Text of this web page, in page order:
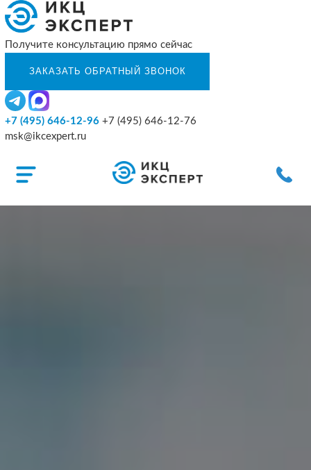
Получите консультацию прямо сейчас
+7 (495) 646-12-96 +7 (495) 646-12-76
msk@ikcexpert.ru